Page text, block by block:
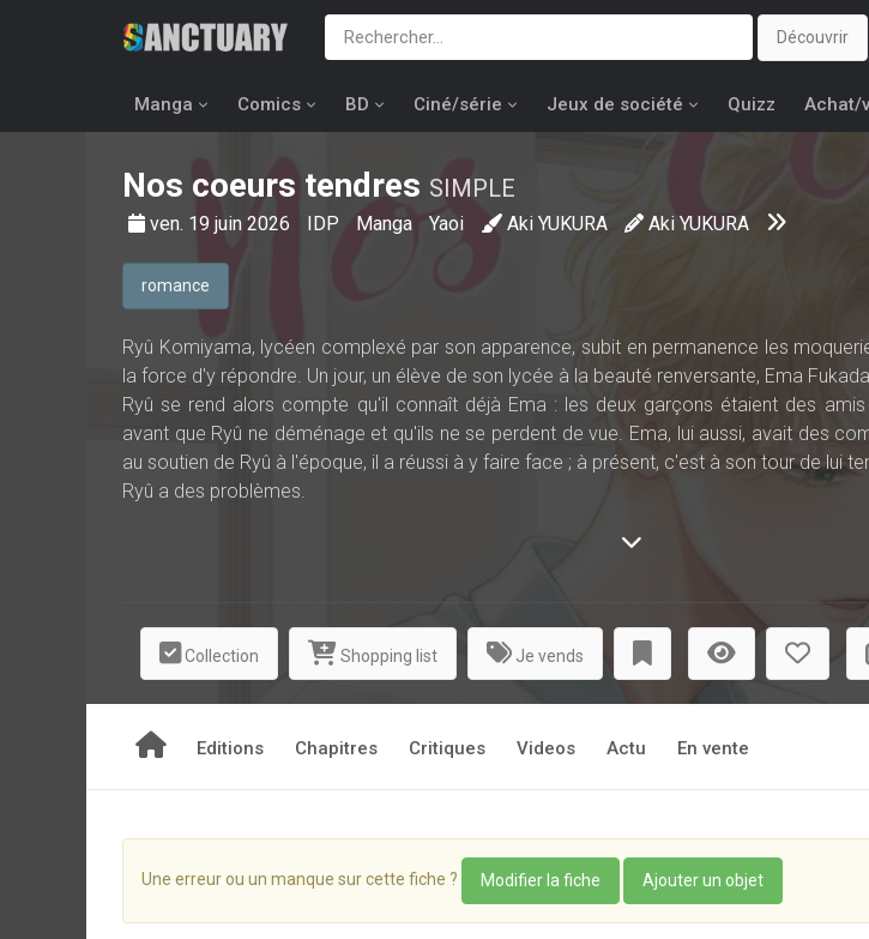
Découvrir
Manga Comics BD Ciné/série Jeux de société Quizz Achat/
Nos coeurs tendres SIMPLE
ven. 19 juin 2026 IDP Manga Yaoi Aki YUKURA Aki YUKURA
romance
Ryû Komiyama, lycéen complexé par son apparence, subit en permanence les
la force d'y répondre. Un jour, un élève de son lycée à la beauté renversante, Ema
Ryû se rend alors compte qu'il connaît déjà Ema : les deux garçons étaient des
avant que Ryû ne déménage et qu'ils ne se perdent de vue. Ema, lui aussi, avait des
au soutien de Ryû à l'époque, il a réussi à y faire face ; à présent, c'est à son tour de lui
Ryû a des problèmes.
Découvrez sans attendre une histoire tendre et sincère qui ne manquera pas de vous
Collection Shopping list Je vends
Editions Chapitres Critiques Videos Actu En vente
Une erreur ou un manque sur cette fiche ? Modifier la fiche Ajouter un objet